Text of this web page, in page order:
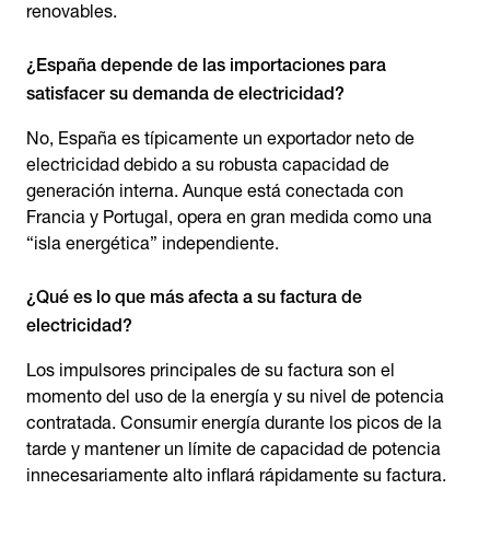
renovables.
¿España depende de las importaciones para
satisfacer su demanda de electricidad?
No, España es típicamente un exportador neto de
electricidad debido a su robusta capacidad de
generación interna. Aunque está conectada con
Francia y Portugal, opera en gran medida como una
“isla energética” independiente.
¿Qué es lo que más afecta a su factura de
electricidad?
Los impulsores principales de su factura son el
momento del uso de la energía y su nivel de potencia
contratada. Consumir energía durante los picos de la
tarde y mantener un límite de capacidad de potencia
innecesariamente alto inflará rápidamente su factura.